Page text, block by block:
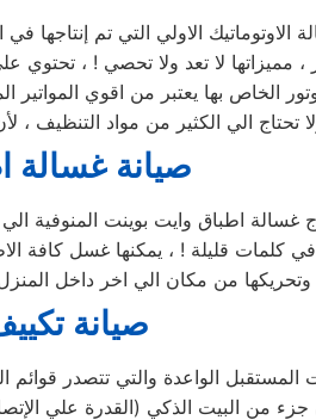
مميزاتها لا تعد ولا تحصي ! ،
الخاص بها يعتبر من اقوي
صيانة غسالة
صيانة